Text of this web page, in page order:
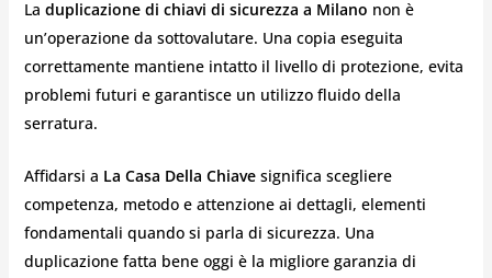
La duplicazione di chiavi di sicurezza a Milano non è
un’operazione da sottovalutare. Una copia eseguita
correttamente mantiene intatto il livello di protezione, evita
problemi futuri e garantisce un utilizzo fluido della
serratura.
Affidarsi a La Casa Della Chiavesignifica scegliere
competenza, metodo e attenzione ai dettagli, elementi
fondamentali quando si parla di sicurezza. Una
duplicazione fatta bene oggi è la migliore garanzia di